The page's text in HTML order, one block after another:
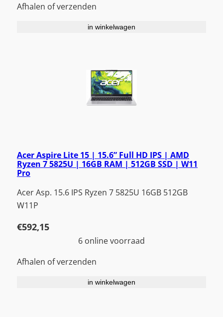
Afhalen of verzenden
in winkelwagen
Acer Aspire Lite 15 | 15.6” Full HD IPS | AMD
Ryzen 7 5825U | 16GB RAM | 512GB SSD | W11
Pro
Acer Asp. 15.6 IPS Ryzen 7 5825U 16GB 512GB
W11P
€592,15
6 online voorraad
Afhalen of verzenden
in winkelwagen